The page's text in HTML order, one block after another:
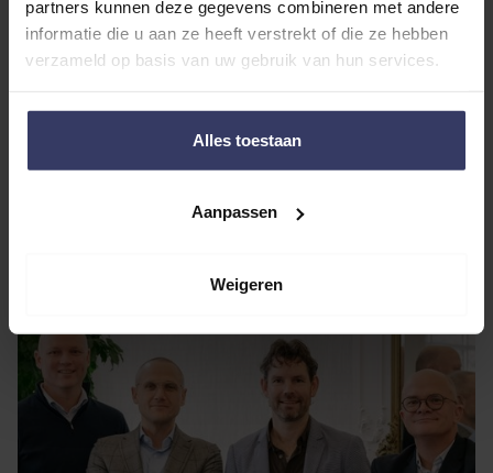
partners kunnen deze gegevens combineren met andere
informatie die u aan ze heeft verstrekt of die ze hebben
verzameld op basis van uw gebruik van hun services.
Alles toestaan
Aanpassen
Weigeren
Ons verhaal
“Betrokken en
voortvarend”